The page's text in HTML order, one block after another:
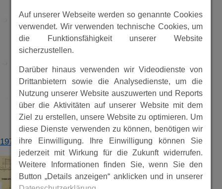
1978-2024_Chronik_Kindergarten_Pusteblume.pdf
Auf unserer Webseite werden so genannte Cookies
verwendet. Wir verwenden technische Cookies, um
die Funktionsfähigkeit unserer Website
sicherzustellen.
Darüber hinaus verwenden wir Videodienste von
Drittanbietern sowie die Analysedienste, um die
Nutzung unserer Website auszuwerten und Reports
über die Aktivitäten auf unserer Website mit dem
Ziel zu erstellen, unsere Website zu optimieren. Um
diese Dienste verwenden zu können, benötigen wir
ihre Einwilligung. Ihre Einwilligung können Sie
jederzeit mit Wirkung für die Zukunft widerrufen.
Weitere Informationen finden Sie, wenn Sie den
Button „Details anzeigen“ anklicken und in unserer